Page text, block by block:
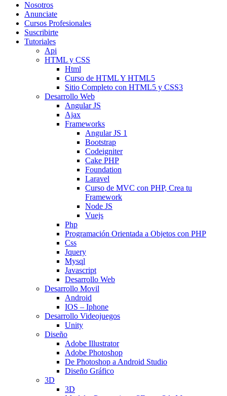
Nosotros
Anunciate
Cursos Profesionales
Suscribirte
Tutoriales
Api
HTML y CSS
Html
Curso de HTML Y HTML5
Sitio Completo con HTML5 y CSS3
Desarrollo Web
Angular JS
Ajax
Frameworks
Angular JS 1
Bootstrap
Codeigniter
Cake PHP
Foundation
Laravel
Curso de MVC con PHP, Crea tu
Framework
Node JS
Vuejs
Php
Programación Orientada a Objetos con PHP
Css
Jquery
Mysql
Javascript
Desarrollo Web
Desarrollo Movil
Android
IOS – Iphone
Desarrollo Videojuegos
Unity
Diseño
Adobe Illustrator
Adobe Photoshop
De Photoshop a Android Studio
Diseño Gráfico
3D
3D